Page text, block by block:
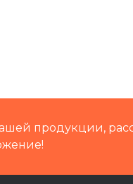
продукции,